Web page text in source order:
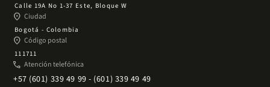
Calle 19A No 1-37 Este, Bloque W
place Ciudad
Bogotá - Colombia
place Código postal
111711
phone Atención telefónica
+57 (601) 339 49 99 - (601) 339 49 49